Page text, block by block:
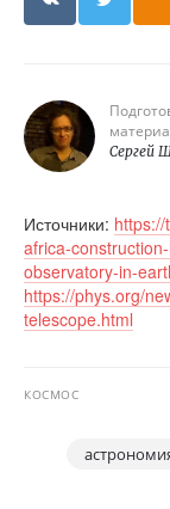
Сергей
Источники:
africa-
observatory-in-
https://phys.org/
telescope.html
КОСМОС